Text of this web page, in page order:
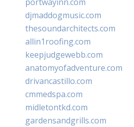
djmaddogmusic.com
thesoundarchitects.com
allin1roofing.com
keepjudgewebb.com
anatomyofadventure.com
drivancastillo.com
cmmedspa.com
midletontkd.com
gardensandgrills.com